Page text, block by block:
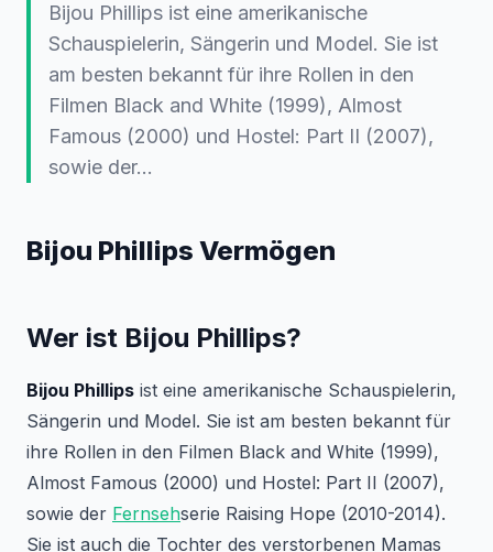
Bijou Phillips ist eine amerikanische
Schauspielerin, Sängerin und Model. Sie ist
am besten bekannt für ihre Rollen in den
Filmen Black and White (1999), Almost
Famous (2000) und Hostel: Part II (2007),
sowie der...
Bijou Phillips Vermögen
Wer ist Bijou Phillips?
Bijou Phillips ist eine amerikanische Schauspielerin,
Sängerin und Model. Sie ist am besten bekannt für
ihre Rollen in den Filmen Black and White (1999),
Almost Famous (2000) und Hostel: Part II (2007),
sowie der Fernsehserie Raising Hope (2010-2014).
Sie ist auch die Tochter des verstorbenen Mamas